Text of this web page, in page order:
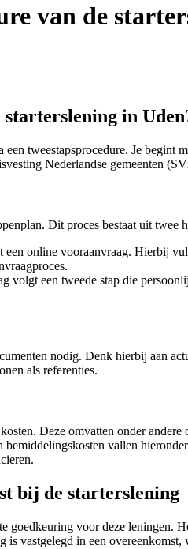
van de
in
tweestapsprocedure. Je
Nederlandse gemeenten
Dit proces bestaat uit twee
een online vooraanvraag. Hierbij
volgt een tweede stap die
nodig. Denk hierbij aan
als referenties.
Deze omvatten onder
vallen
bij de starterslening
goedkeuring voor deze
is vastgelegd in een